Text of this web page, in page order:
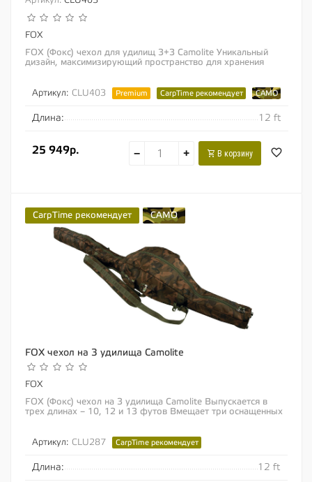
FOX
FOX (Фокс) чехол для удилищ 3+3 Camolite Уникальный
дизайн, максимизирующий пространство для хранения
Артикул: CLU403 Premium CarpTime рекомендует CAMO
Длина: 12 ft
25 949р. − + В корзину
CarpTime рекомендует CAMO
FOX чехол на 3 удилища Camolite
FOX
FOX (Фокс) чехол на 3 удилища Camolite Выпускается в
трех длинах – 10, 12 и 13 футов Вмещает три оснащенных
Артикул: CLU287 CarpTime рекомендует
Длина: 12 ft